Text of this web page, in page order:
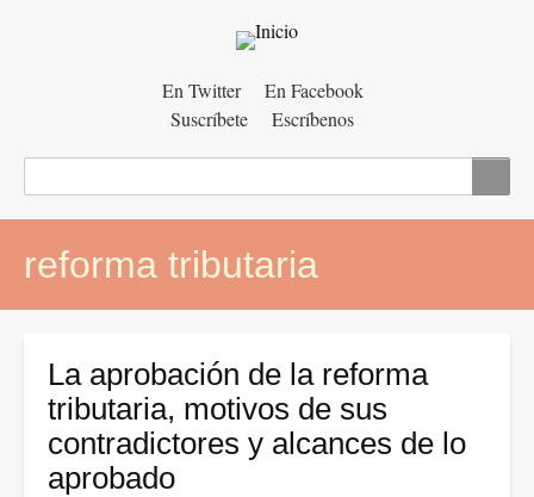
En Twitter
En Facebook
Suscríbete
Escríbenos
reforma tributaria
La aprobación de la reforma
tributaria, motivos de sus
contradictores y alcances de lo
aprobado